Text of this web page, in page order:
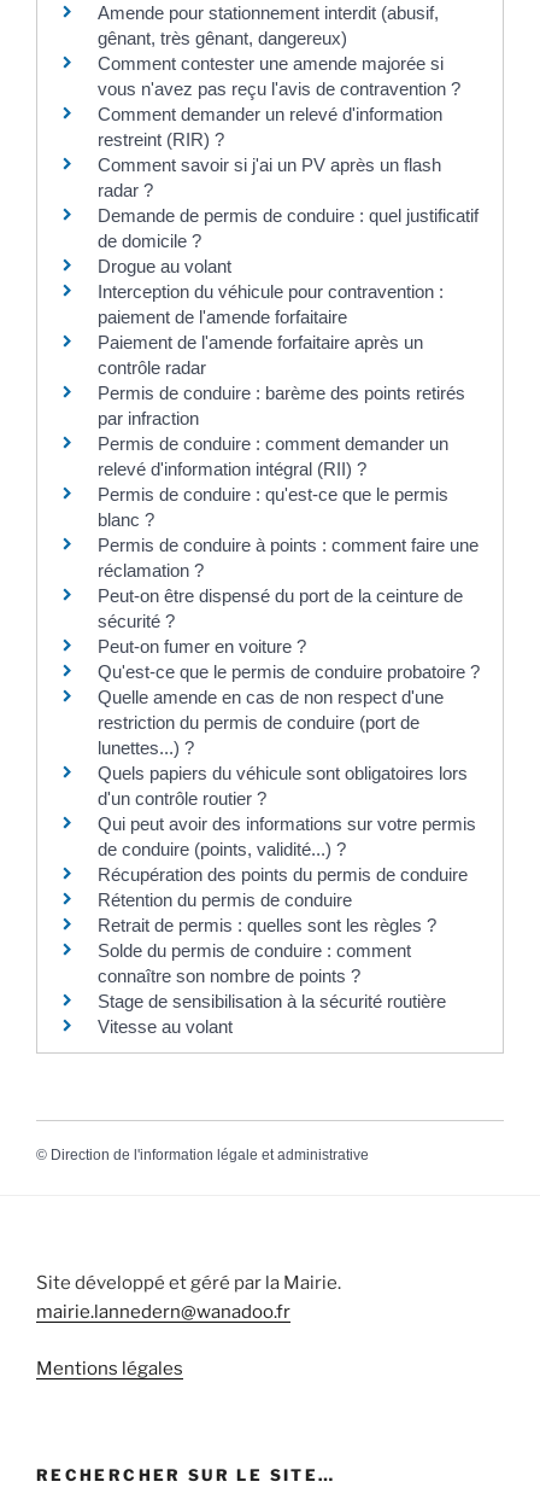
Amende pour stationnement interdit (abusif,
gênant, très gênant, dangereux)
Comment contester une amende majorée si
vous n'avez pas reçu l'avis de contravention ?
Comment demander un relevé d'information
restreint (RIR) ?
Comment savoir si j'ai un PV après un flash
radar ?
Demande de permis de conduire : quel justificatif
de domicile ?
Drogue au volant
Interception du véhicule pour contravention :
paiement de l'amende forfaitaire
Paiement de l'amende forfaitaire après un
contrôle radar
Permis de conduire : barème des points retirés
par infraction
Permis de conduire : comment demander un
relevé d'information intégral (RII) ?
Permis de conduire : qu'est-ce que le permis
blanc ?
Permis de conduire à points : comment faire une
réclamation ?
Peut-on être dispensé du port de la ceinture de
sécurité ?
Peut-on fumer en voiture ?
Qu'est-ce que le permis de conduire probatoire ?
Quelle amende en cas de non respect d'une
restriction du permis de conduire (port de
lunettes...) ?
Quels papiers du véhicule sont obligatoires lors
d'un contrôle routier ?
Qui peut avoir des informations sur votre permis
de conduire (points, validité...) ?
Récupération des points du permis de conduire
Rétention du permis de conduire
Retrait de permis : quelles sont les règles ?
Solde du permis de conduire : comment
connaître son nombre de points ?
Stage de sensibilisation à la sécurité routière
Vitesse au volant
© Direction de l'information légale et administrative
Site développé et géré par la Mairie.
mairie.lannedern@wanadoo.fr
Mentions légales
RECHERCHER SUR LE SITE…